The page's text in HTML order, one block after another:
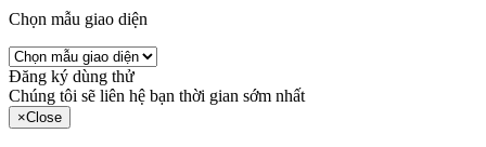
Chọn mẫu giao diện
Đăng ký dùng thử
Chúng tôi sẽ liên hệ bạn thời gian sớm nhất
×Close